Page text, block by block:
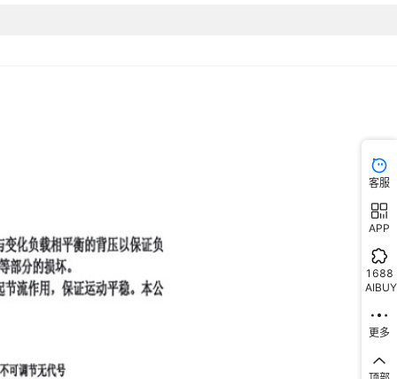
客服
APP
1688
AIBUY
更多